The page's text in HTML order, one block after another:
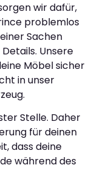
wir dafür,
problemlos
Sachen
Unsere
Möbel sicher
in unser
Stelle. Daher
für deinen
dass deine
während des